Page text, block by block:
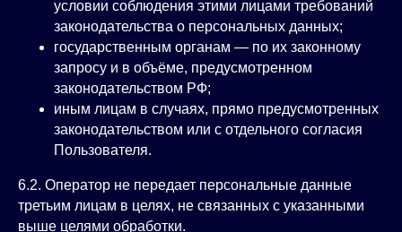
условии соблюдения этими лицами требований
законодательства о персональных данных;
государственным органам — по их законному
запросу и в объёме, предусмотренном
законодательством РФ;
иным лицам в случаях, прямо предусмотренных
законодательством или с отдельного согласия
Пользователя.
6.2. Оператор не передает персональные данные
третьим лицам в целях, не связанных с указанными
выше целями обработки.